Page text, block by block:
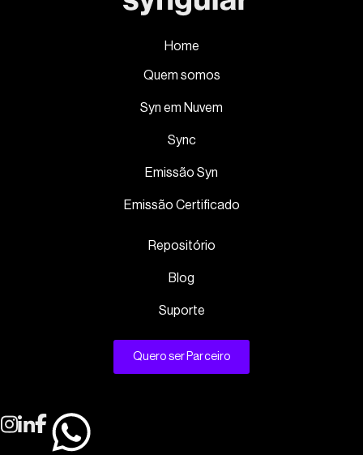
Home
Quem somos
Syn em Nuvem
Sync
Emissão Syn
Emissão Certificado
Repositório
Blog
Suporte
Quero ser Parceiro